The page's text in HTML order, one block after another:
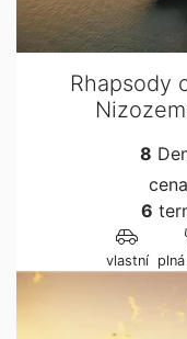
Rhapsody
8
6
vlastní